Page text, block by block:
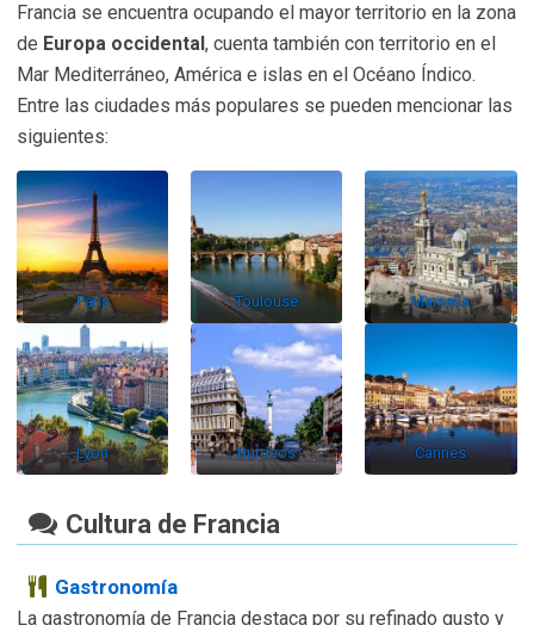
Francia se encuentra ocupando el mayor territorio en la zona
de Europa occidental , cuenta también con territorio en el
Mar Mediterráneo, América e islas en el Océano Índico.
Entre las ciudades más populares se pueden mencionar las
siguientes:
París
Lyon
Toulouse
Burdeos
Marsella
Cannes
Cultura de Francia
Gastronomía
La gastronomía de Francia destaca por su refinado gusto y